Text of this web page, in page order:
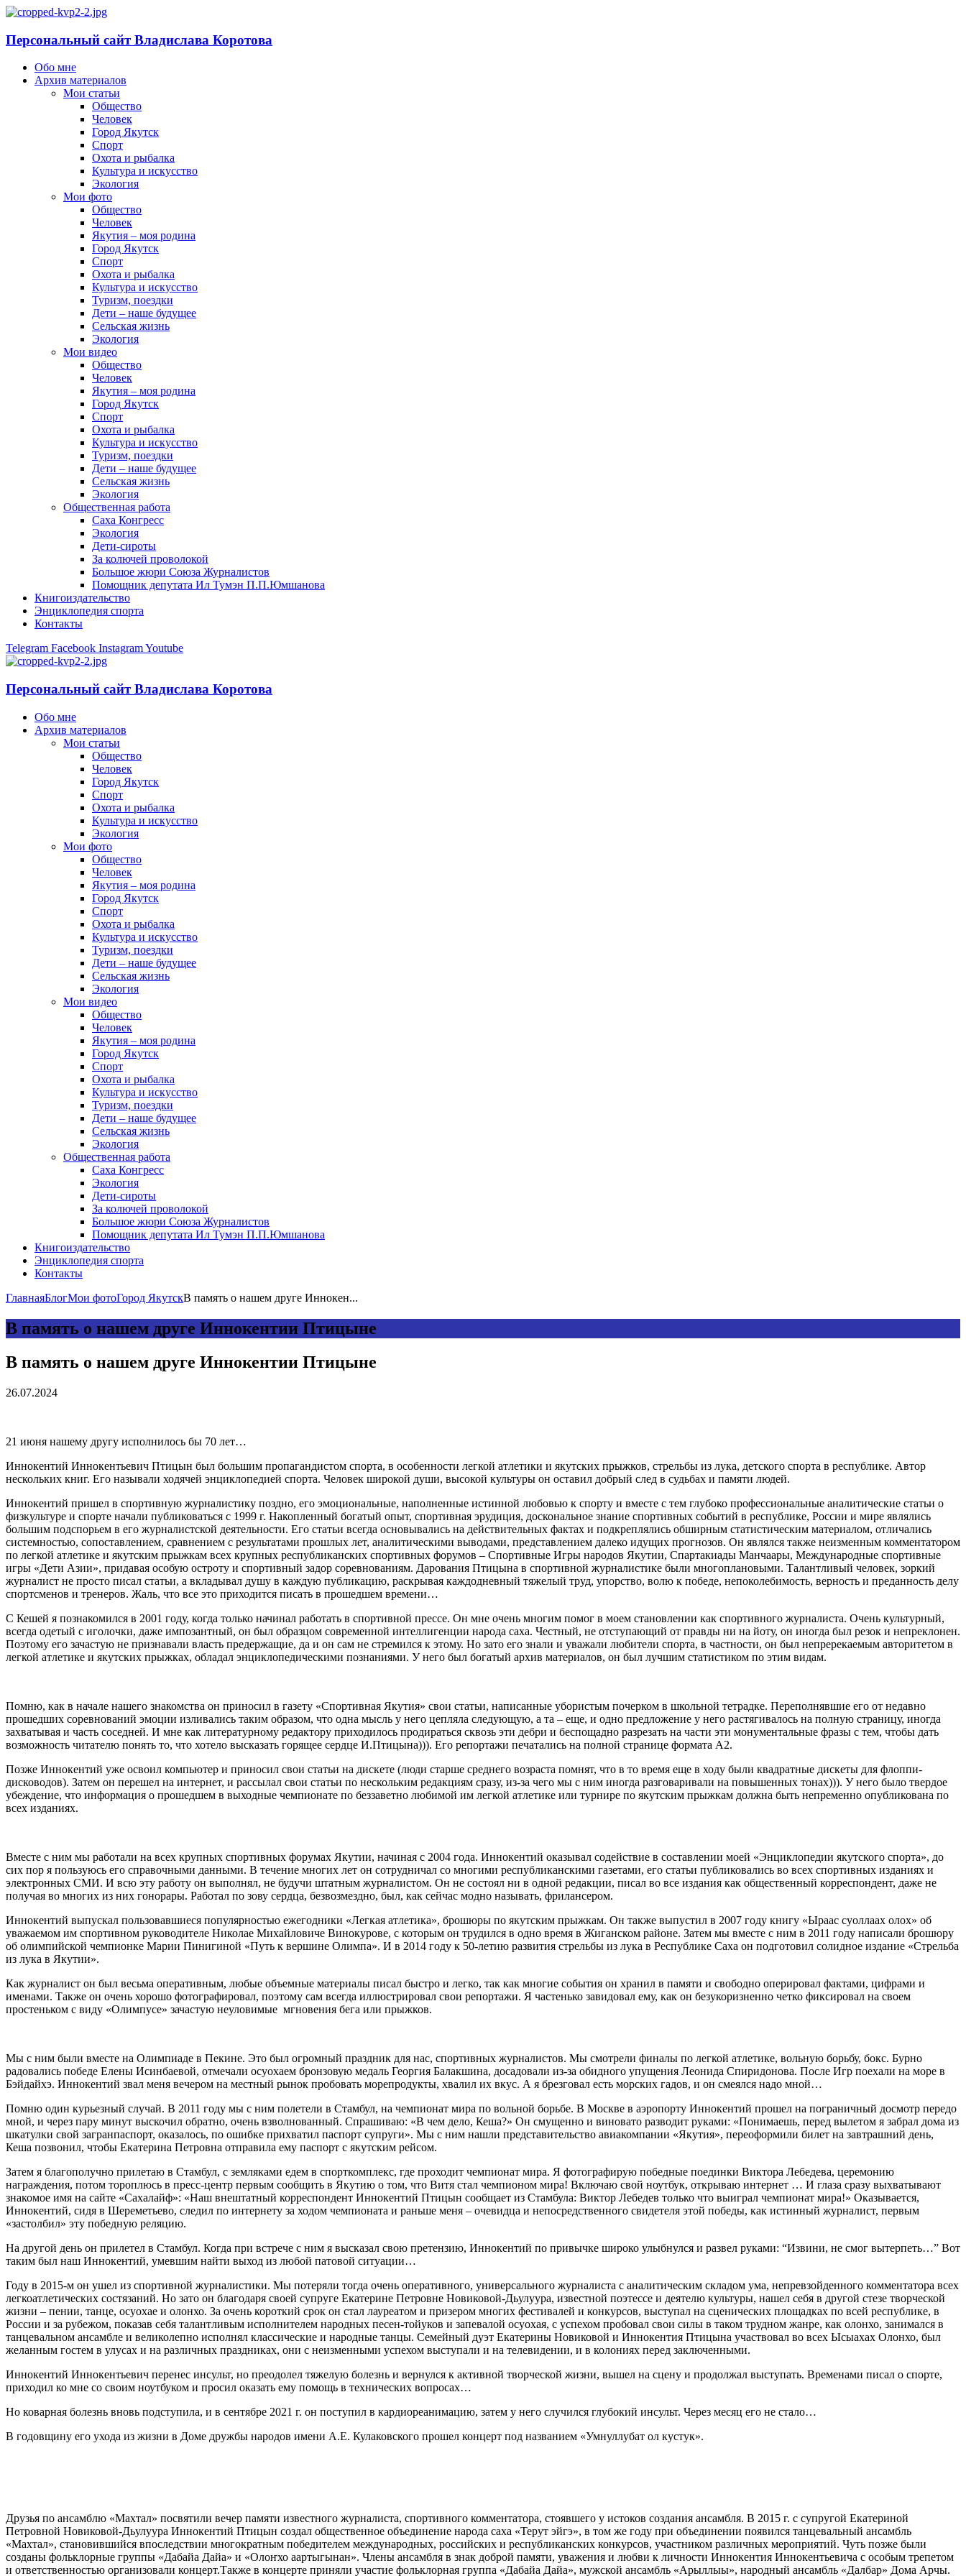
Персональный сайт Владислава Коротова
Обо мне
Архив материалов
Мои статьи
Общество
Человек
Город Якутск
Спорт
Охота и рыбалка
Культура и искусство
Экология
Мои фото
Общество
Человек
Якутия – моя родина
Город Якутск
Спорт
Охота и рыбалка
Культура и искусство
Туризм, поездки
Дети – наше будущее
Сельская жизнь
Экология
Мои видео
Общество
Человек
Якутия – моя родина
Город Якутск
Спорт
Охота и рыбалка
Культура и искусство
Туризм, поездки
Дети – наше будущее
Сельская жизнь
Экология
Общественная работа
Саха Конгресс
Экология
Дети-сироты
За колючей проволокой
Большое жюри Союза Журналистов
Помощник депутата Ил Тумэн П.П.Юмшанова
Книгоиздательство
Энциклопедия спорта
Контакты
Telegram Facebook InstagramYoutube
Персональный сайт Владислава Коротова
Обо мне
Архив материалов
Мои статьи
Общество
Человек
Город Якутск
Спорт
Охота и рыбалка
Культура и искусство
Экология
Мои фото
Общество
Человек
Якутия – моя родина
Город Якутск
Спорт
Охота и рыбалка
Культура и искусство
Туризм, поездки
Дети – наше будущее
Сельская жизнь
Экология
Мои видео
Общество
Человек
Якутия – моя родина
Город Якутск
Спорт
Охота и рыбалка
Культура и искусство
Туризм, поездки
Дети – наше будущее
Сельская жизнь
Экология
Общественная работа
Саха Конгресс
Экология
Дети-сироты
За колючей проволокой
Большое жюри Союза Журналистов
Помощник депутата Ил Тумэн П.П.Юмшанова
Книгоиздательство
Энциклопедия спорта
Контакты
ГлавнаяБлогМои фотоГород ЯкутскВ память о нашем друге Иннокен...
В память о нашем друге Иннокентии Птицыне
В память о нашем друге Иннокентии Птицыне
26.07.2024
21 июня нашему другу исполнилось бы 70 лет…
Иннокентий Иннокентьевич Птицын был большим пропагандистом спорта, в особенности легкой атлетики и якутских прыжков, стрельбы из лука, детского спорта в республике. Автор
нескольких книг. Его называли ходячей энциклопедией спорта. Человек широкой души, высокой культуры он оставил добрый след в судьбах и памяти людей.
Иннокентий пришел в спортивную журналистику поздно, его эмоциональные, наполненные истинной любовью к спорту и вместе с тем глубоко профессиональные аналитические статьи о
физкультуре и спорте начали публиковаться с 1999 г. Накопленный богатый опыт, спортивная эрудиция, доскональное знание спортивных событий в республике, России и мире являлись
большим подспорьем в его журналистской деятельности. Его статьи всегда основывались на действительных фактах и подкреплялись обширным статистическим материалом, отличались
системностью, сопоставлением, сравнением с результатами прошлых лет, аналитическими выводами, представлением далеко идущих прогнозов. Он являлся также неизменным комментатором
по легкой атлетике и якутским прыжкам всех крупных республиканских спортивных форумов – Спортивные Игры народов Якутии, Спартакиады Манчаары, Международные спортивные
игры «Дети Азии», придавая особую остроту и спортивный задор соревнованиям. Дарования Птицына в спортивной журналистике были многоплановыми. Талантливый человек, зоркий
журналист не просто писал статьи, а вкладывал душу в каждую публикацию, раскрывая каждодневный тяжелый труд, упорство, волю к победе, непоколебимость, верность и преданность делу
спортсменов и тренеров. Жаль, что все это приходится писать в прошедшем времени…
С Кешей я познакомился в 2001 году, когда только начинал работать в спортивной прессе. Он мне очень многим помог в моем становлении как спортивного журналиста. Очень культурный,
всегда одетый с иголочки, даже импозантный, он был образцом современной интеллигенции народа саха. Честный, не отступающий от правды ни на йоту, он иногда был резок и непреклонен.
Поэтому его зачастую не признавали власть предержащие, да и он сам не стремился к этому. Но зато его знали и уважали любители спорта, в частности, он был непререкаемым авторитетом в
легкой атлетике и якутских прыжках, обладал энциклопедическими познаниями. У него был богатый архив материалов, он был лучшим статистиком по этим видам.
Помню, как в начале нашего знакомства он приносил в газету «Спортивная Якутия» свои статьи, написанные убористым почерком в школьной тетрадке. Переполнявшие его от недавно
прошедших соревнований эмоции изливались таким образом, что одна мысль у него цепляла следующую, а та – еще, и одно предложение у него растягивалось на полную страницу, иногда
захватывая и часть соседней. И мне как литературному редактору приходилось продираться сквозь эти дебри и беспощадно разрезать на части эти монументальные фразы с тем, чтобы дать
возможность читателю понять то, что хотело высказать горящее сердце И.Птицына))). Его репортажи печатались на полной странице формата А2.
Позже Иннокентий уже освоил компьютер и приносил свои статьи на дискете (люди старше среднего возраста помнят, что в то время еще в ходу были квадратные дискеты для флоппи-
дисководов). Затем он перешел на интернет, и рассылал свои статьи по нескольким редакциям сразу, из-за чего мы с ним иногда разговаривали на повышенных тонах))). У него было твердое
убеждение, что информация о прошедшем в выходные чемпионате по беззаветно любимой им легкой атлетике или турнире по якутским прыжкам должна быть непременно опубликована по
всех изданиях.
Вместе с ним мы работали на всех крупных спортивных форумах Якутии, начиная с 2004 года. Иннокентий оказывал содействие в составлении моей «Энциклопедии якутского спорта», до
сих пор я пользуюсь его справочными данными. В течение многих лет он сотрудничал со многими республиканскими газетами, его статьи публиковались во всех спортивных изданиях и
электронных СМИ. И всю эту работу он выполнял, не будучи штатным журналистом. Он не состоял ни в одной редакции, писал во все издания как общественный корреспондент, даже не
получая во многих из них гонорары. Работал по зову сердца, безвозмездно, был, как сейчас модно называть, фрилансером.
Иннокентий выпускал пользовавшиеся популярностью ежегодники «Легкая атлетика», брошюры по якутским прыжкам. Он также выпустил в 2007 году книгу «Ыраас суоллаах олох» об
уважаемом им спортивном руководителе Николае Михайловиче Винокурове, с которым он трудился в одно время в Жиганском районе. Затем мы вместе с ним в 2011 году написали брошюру
об олимпийской чемпионке Марии Пинигиной «Путь к вершине Олимпа». И в 2014 году к 50-летию развития стрельбы из лука в Республике Саха он подготовил солидное издание «Стрельба
из лука в Якутии».
Как журналист он был весьма оперативным, любые объемные материалы писал быстро и легко, так как многие события он хранил в памяти и свободно оперировал фактами, цифрами и
именами. Также он очень хорошо фотографировал, поэтому сам всегда иллюстрировал свои репортажи. Я частенько завидовал ему, как он безукоризненно четко фиксировал на своем
простеньком с виду «Олимпусе» зачастую неуловимые мгновения бега или прыжков.
Мы с ним были вместе на Олимпиаде в Пекине. Это был огромный праздник для нас, спортивных журналистов. Мы смотрели финалы по легкой атлетике, вольную борьбу, бокс. Бурно
радовались победе Елены Исинбаевой, отмечали осуохаем бронзовую медаль Георгия Балакшина, досадовали из-за обидного упущения Леонида Спиридонова. После Игр поехали на море в
Бэйдайхэ. Иннокентий звал меня вечером на местный рынок пробовать морепродукты, хвалил их вкус. А я брезговал есть морских гадов, и он смеялся надо мной…
Помню один курьезный случай. В 2011 году мы с ним полетели в Стамбул, на чемпионат мира по вольной борьбе. В Москве в аэропорту Иннокентий прошел на пограничный досмотр передо
мной, и через пару минут выскочил обратно, очень взволнованный. Спрашиваю: «В чем дело, Кеша?» Он смущенно и виновато разводит руками: «Понимаешь, перед вылетом я забрал дома из
шкатулки свой загранпаспорт, оказалось, по ошибке прихватил паспорт супруги». Мы с ним нашли представительство авиакомпании «Якутия», переоформили билет на завтрашний день,
Кеша позвонил, чтобы Екатерина Петровна отправила ему паспорт с якутским рейсом.
Затем я благополучно прилетаю в Стамбул, с земляками едем в спорткомплекс, где проходит чемпионат мира. Я фотографирую победные поединки Виктора Лебедева, церемонию
награждения, потом тороплюсь в пресс-центр первым сообщить в Якутию о том, что Витя стал чемпионом мира! Включаю свой ноутбук, открываю интернет … И глаза сразу выхватывают
знакомое имя на сайте «Сахалайф»: «Наш внештатный корреспондент Иннокентий Птицын сообщает из Стамбула: Виктор Лебедев только что выиграл чемпионат мира!» Оказывается,
Иннокентий, сидя в Шереметьево, следил по интернету за ходом чемпионата и раньше меня – очевидца и непосредственного свидетеля этой победы, как истинный журналист, первым
«застолбил» эту победную реляцию.
На другой день он прилетел в Стамбул. Когда при встрече с ним я высказал свою претензию, Иннокентий по привычке широко улыбнулся и развел руками: “Извини, не смог вытерпеть…” Вот
таким был наш Иннокентий, умевшим найти выход из любой патовой ситуации…
Году в 2015-м он ушел из спортивной журналистики. Мы потеряли тогда очень оперативного, универсального журналиста с аналитическим складом ума, непревзойденного комментатора всех
легкоатлетических состязаний. Но зато он благодаря своей супруге Екатерине Петровне Новиковой-Дьулуура, известной поэтессе и деятелю культуры, нашел себя в другой стезе творческой
жизни – пении, танце, осуохае и олонхо. За очень короткий срок он стал лауреатом и призером многих фестивалей и конкурсов, выступал на сценических площадках по всей республике, в
России и за рубежом, показав себя талантливым исполнителем народных песен-тойуков и запевалой осуохая, с успехом пробовал свои силы в таком трудном жанре, как олонхо, занимался в
танцевальном ансамбле и великолепно исполнял классические и народные танцы. Семейный дуэт Екатерины Новиковой и Иннокентия Птицына участвовал во всех Ысыахах Олонхо, был
желанным гостем в улусах и на различных праздниках, они с неизменными успехом выступали и на телевидении, и в колониях перед заключенными.
Иннокентий Иннокентьевич перенес инсульт, но преодолел тяжелую болезнь и вернулся к активной творческой жизни, вышел на сцену и продолжал выступать. Временами писал о спорте,
приходил ко мне со своим ноутбуком и просил оказать ему помощь в технических вопросах…
Но коварная болезнь вновь подступила, и в сентябре 2021 г. он поступил в кардиореанимацию, затем у него случился глубокий инсульт. Через месяц его не стало…
В годовщину его ухода из жизни в Доме дружбы народов имени А.Е. Кулаковского прошел концерт под названием «Умнуллубат ол кустук».
Друзья по ансамблю «Махтал» посвятили вечер памяти известного журналиста, спортивного комментатора, стоявшего у истоков создания ансамбля. В 2015 г. с супругой Екатериной
Петровной Новиковой-Дьулуура Иннокентий Птицын создал общественное объединение народа саха «Терут эйгэ», в том же году при объединении появился танцевальный ансамбль
«Махтал», становившийся впоследствии многократным победителем международных, российских и республиканских конкурсов, участником различных мероприятий. Чуть позже были
созданы фольклорные группы «Дабайа Дайа» и «Олоҥхо аартыгынан». Члены ансамбля в знак доброй памяти, уважения и любви к личности Иннокентия Иннокентьевича с особым трепетом
и ответственностью организовали концерт.Также в концерте приняли участие фольклорная группа «Дабайа Дайа», мужской ансамбль «Арыллыы», народный ансамбль «Далбар» Дома Арчы.